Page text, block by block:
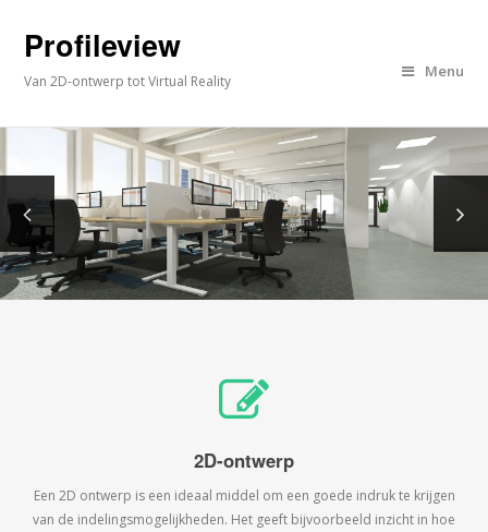
Profileview
Van 2D-ontwerp tot Virtual Reality
Menu
2D-ontwerp
Een 2D ontwerp is een ideaal middel om een goede indruk te krijgen
van de indelingsmogelijkheden. Het geeft bijvoorbeeld inzicht in hoe